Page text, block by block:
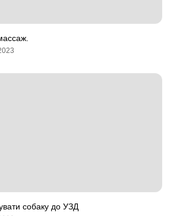
собаку до УЗД